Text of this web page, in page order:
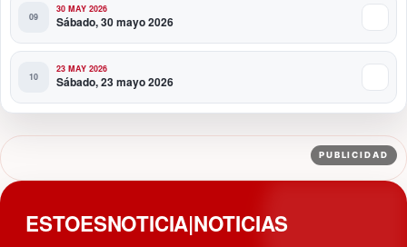
30 MAY 2026
Sábado, 30 mayo 2026
23 MAY 2026
Sábado, 23 mayo 2026
PUBLICIDAD
ESTOESNOTICIA|NOTICIAS